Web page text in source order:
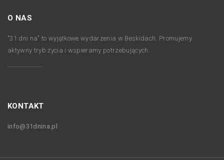
O NAS
"31 dni na" to wyjątkowe wydarzenia w Beskidach. Promujemy
aktywny tryb życia i wspieramy potrzebujących.
KONTAKT
info@31dnina.pl